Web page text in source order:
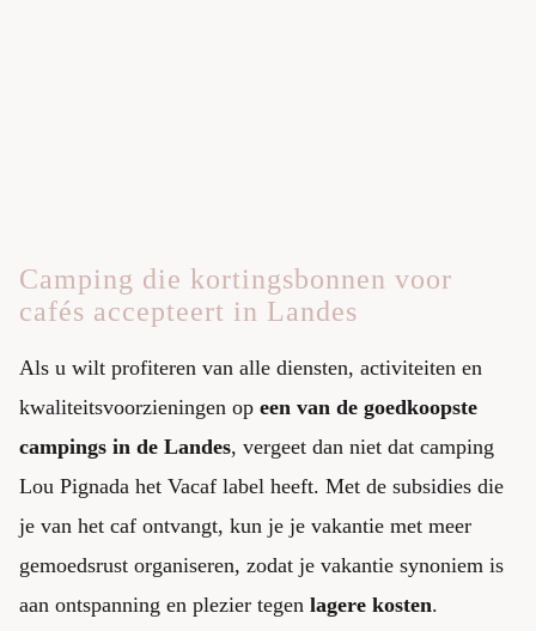
Camping die kortingsbonnen voor
cafés accepteert in Landes
Als u wilt profiteren van alle diensten, activiteiten en
kwaliteitsvoorzieningen op een van de goedkoopste
campings in de Landes, vergeet dan niet dat camping
Lou Pignada het Vacaf label heeft. Met de subsidies die
je van het caf ontvangt, kun je je vakantie met meer
gemoedsrust organiseren, zodat je vakantie synoniem is
aan ontspanning en plezier tegen lagere kosten.